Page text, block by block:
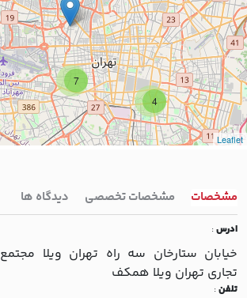
7
4
Leaflet
مشخصات مشخصات تخصصی دیدگاه ها
ادرس:
خيابان ستارخان سه راه تهران ويلا مجتمع
تجاري تهران ويلا همکف
تلفن: